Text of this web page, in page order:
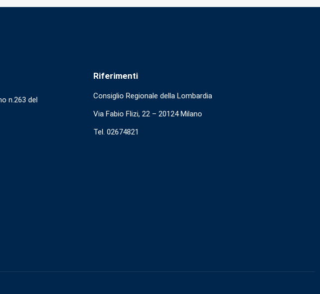
n.263 del
Riferimenti
Consiglio Regionale della Lombardia
Via Fabio Flizi, 22 – 20124 Milano
Tel. 02674821